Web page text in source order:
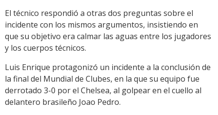
El técnico respondió a otras dos preguntas sobre el
incidente con los mismos argumentos, insistiendo en
que su objetivo era calmar las aguas entre los jugadores
y los cuerpos técnicos.
Luis Enrique protagonizó un incidente a la conclusión de
la final del Mundial de Clubes, en la que su equipo fue
derrotado 3-0 por el Chelsea, al golpear en el cuello al
delantero brasileño Joao Pedro.